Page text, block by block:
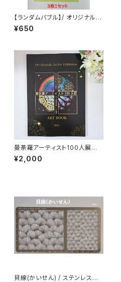
【ランダムバブル】/ オリジナルス
テンシル～丸たち～
¥650
曼荼羅アーティスト100人展
示 公式図録（アートブック）
¥2,000
貝線(かいせん) / ステンレス製